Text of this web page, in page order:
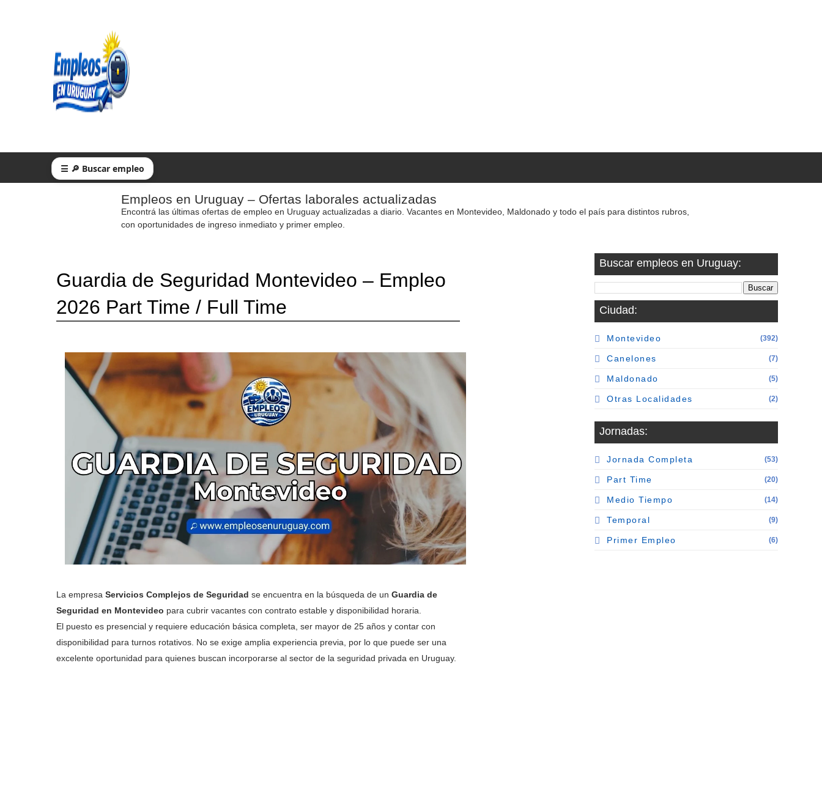
☰ 🔎 Buscar empleo
Empleos en Uruguay – Ofertas laborales actualizadas
Encontrá las últimas ofertas de empleo en Uruguay actualizadas a diario. Vacantes en Montevideo, Maldonado y todo el país para distintos rubros,
con oportunidades de ingreso inmediato y primer empleo.
Guardia de Seguridad Montevideo – Empleo
2026 Part Time / Full Time
La empresa Servicios Complejos de Seguridad se encuentra en la búsqueda de un Guardia de
Seguridad en Montevideo para cubrir vacantes con contrato estable y disponibilidad horaria.
El puesto es presencial y requiere educación básica completa, ser mayor de 25 años y contar con
disponibilidad para turnos rotativos. No se exige amplia experiencia previa, por lo que puede ser una
excelente oportunidad para quienes buscan incorporarse al sector de la seguridad privada en Uruguay.
Buscar empleos en Uruguay:
Ciudad:
Montevideo (392)
Canelones (7)
Maldonado (5)
Otras Localidades (2)
Jornadas:
Jornada Completa (53)
Part Time (20)
Medio Tiempo (14)
Temporal (9)
Primer Empleo (6)